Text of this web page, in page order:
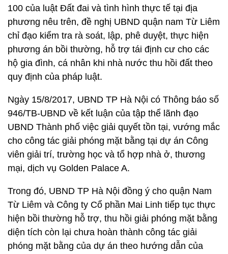
100 của luật Đất đai và tình hình thực tế tại địa
phương nêu trên, đề nghị UBND quận nam Từ Liêm
chỉ đạo kiểm tra rà soát, lập, phê duyệt, thực hiện
phương án bồi thường, hỗ trợ tái định cư cho các
hộ gia đình, cá nhân khi nhà nước thu hồi đất theo
quy định của pháp luật.
Ngày 15/8/2017, UBND TP Hà Nội có Thông báo số
946/TB-UBND về kết luận của tập thể lãnh đạo
UBND Thành phố việc giải quyết tồn tại, vướng mắc
cho công tác giải phóng mặt bằng tại dự án Công
viên giải trí, trường học và tổ hợp nhà ở, thương
mại, dịch vụ Golden Palace A.
Trong đó, UBND TP Hà Nội đồng ý cho quận Nam
Từ Liêm và Công ty Cổ phần Mai Linh tiếp tục thực
hiện bồi thường hỗ trợ, thu hồi giải phóng mặt bằng
diện tích còn lại chưa hoàn thành công tác giải
phóng mặt bằng của dự án theo hướng dẫn của